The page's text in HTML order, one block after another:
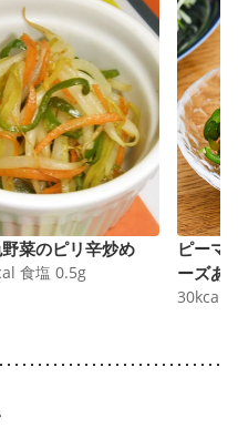
菜のピリ辛炒め
食塩 0.5g
ピーマ
ーズあ
30kcal